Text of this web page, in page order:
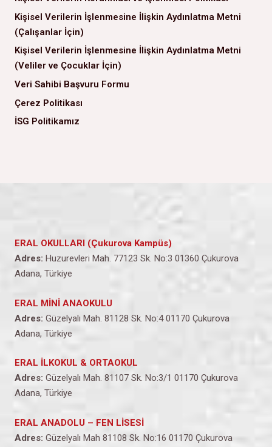
Kişisel Verilerin İşlenmesine İlişkin Aydınlatma Metni
(Çalışanlar İçin)
Kişisel Verilerin İşlenmesine İlişkin Aydınlatma Metni
(Veliler ve Çocuklar İçin)
Veri Sahibi Başvuru Formu
Çerez Politikası
İSG Politikamız
ERAL OKULLARI (Çukurova Kampüs)
Adres: Huzurevleri Mah. 77123 Sk. No:3 01360 Çukurova
Adana, Türkiye
ERAL MİNİ ANAOKULU
Adres: Güzelyalı Mah. 81128 Sk. No:4 01170 Çukurova
Adana, Türkiye
ERAL İLKOKUL & ORTAOKUL
Adres: Güzelyalı Mah. 81107 Sk. No:3/1 01170 Çukurova
Adana, Türkiye
ERAL ANADOLU – FEN LİSESİ
Adres: Güzelyalı Mah 81108 Sk. No:16 01170 Çukurova